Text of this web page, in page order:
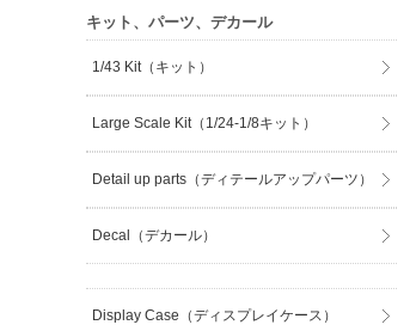
キット、パーツ、デカール
1/43 Kit（キット）
Large Scale Kit（1/24-1/8キット）
Detail up parts（ディテールアップパーツ）
Decal（デカール）
Display Case（ディスプレイケース）